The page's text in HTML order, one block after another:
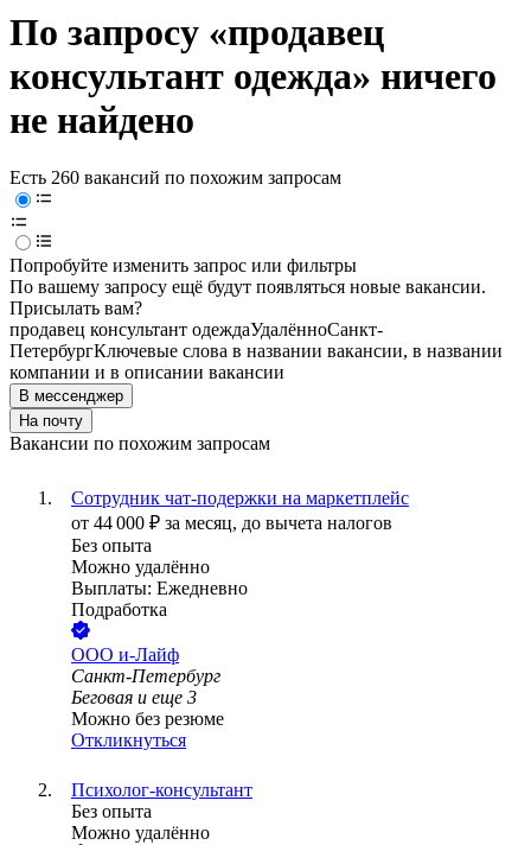
По запросу «продавец
консультант одежда» ничего
не найдено
Есть 260 вакансий по похожим запросам
Попробуйте изменить запрос или фильтры
По вашему запросу ещё будут появляться новые вакансии.
Присылать вам?
продавец консультант одеждаУдалённоСанкт-
ПетербургКлючевые слова в названии вакансии, в названии
компании и в описании вакансии
В мессенджер
На почту
Вакансии по похожим запросам
Сотрудник чат-подержки на маркетплейс
от 44 000 ₽ за месяц, до вычета налогов
Без опыта
Можно удалённо
Выплаты: Ежедневно
Подработка
ООО и-Лайф
Санкт-Петербург
Беговая и еще 3
Можно без резюме
Откликнуться
Психолог-консультант
Без опыта
Можно удалённо